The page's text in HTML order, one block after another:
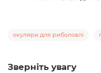
окуляри для риболовлі
Зверніть увагу